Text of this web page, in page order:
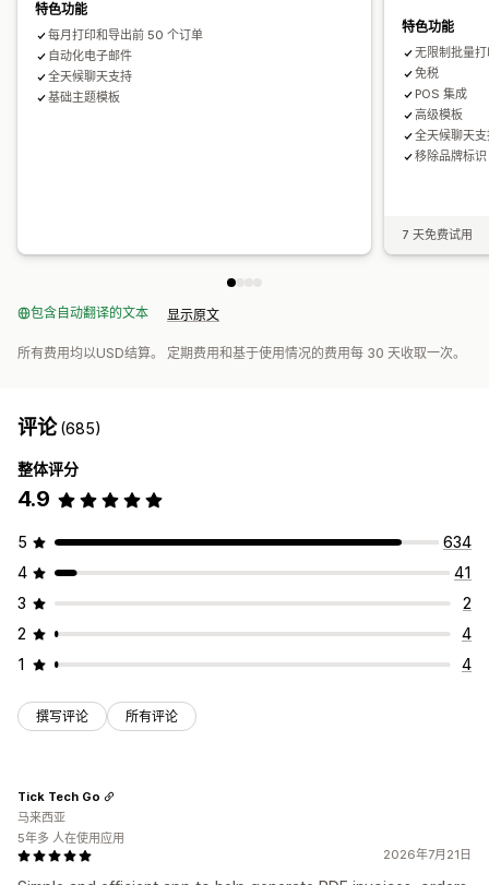
特色功能
每月打印和导出前 50 个订单
自动化电子邮件
全天候聊天支持
基础主题模板
特色功能
无限制批量
免税
POS 集成
高级模板
全天候聊天
移除品牌标识
7 天免费试用
包含自动翻译的文本 显示原文
所有费用均以USD结算。 定期费用和基于使用情况的费用每 30 天收取一次。
评论(685)
整体评分
4.9
5
634
4
41
3
2
2
4
1
4
撰写评论 所有评论
2026年7月21日
Tick Tech Go
马来西亚
5年多 人在使用应用